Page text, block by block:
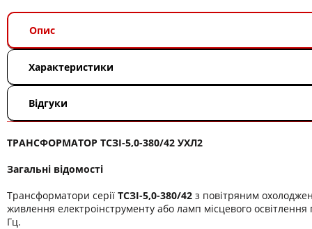
Опис
Характеристики
Відгуки
ТРАНСФОРМАТОР ТСЗІ-5,0-380/42 УХЛ2
Загальні відомості
Трансформатори серії ТСЗІ-5,0-380/42 з повітряним
живлення електроінструменту або ламп місцевого освітлення
Гц.